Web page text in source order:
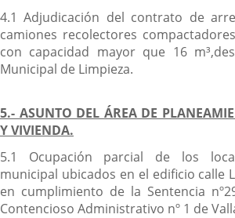
4.1 Adjudicación del contrato de
camiones recolectores
con capacidad mayor que 16
Municipal de Limpieza.
5.- ASUNTO DEL ÁREA DE
Y VIVIENDA.
5.1 Ocupación parcial de los
municipal ubicados en el edificio calle
en cumplimiento de la Sentencia
Contencioso Administrativo nº 1 de